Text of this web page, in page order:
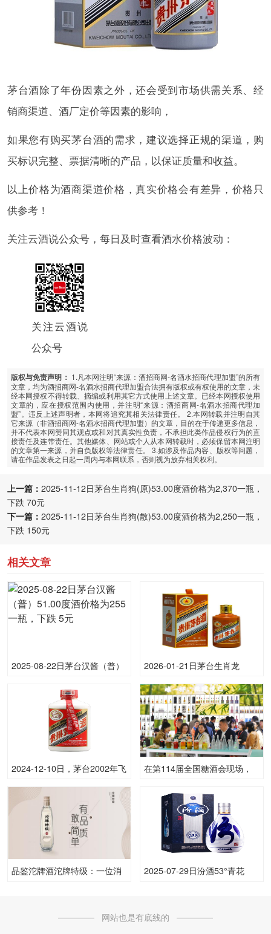
茅台酒除了年份因素之外，还会受到市场供需关系、经
销商渠道、酒厂定价等因素的影响，
如果您有购买茅台酒的需求，建议选择正规的渠道，购
买标识完整、票据清晰的产品，以保证质量和收益。
以上价格为酒商渠道价格，真实价格会有差异，价格只
供参考！
关注云酒说公众号，每日及时查看酒水价格波动：
关注云酒说
公众号
版权与免责声明： 1.凡本网注明“来源：酒招商网-名酒水招商代理加盟”的所有
文章，均为酒招商网-名酒水招商代理加盟合法拥有版权或有权使用的文章，未
经本网授权不得转载、摘编或利用其它方式使用上述文章。已经本网授权使用
文章的，应在授权范围内使用，并注明“来源：酒招商网-名酒水招商代理加
盟”。违反上述声明者，本网将追究其相关法律责任。 2.本网转载并注明自其
它来源（非酒招商网-名酒水招商代理加盟）的文章，目的在于传递更多信息，
并不代表本网赞同其观点或和对其真实性负责，不承担此类作品侵权行为的直
接责任及连带责任。其他媒体、网站或个人从本网转载时，必须保留本网注明
的文章第一来源，并自负版权等法律责任。 3.如涉及作品内容、版权等问题，
请在作品发表之日起一周内与本网联系，否则视为放弃相关权利。
上一篇： 2025-11-12日茅台生肖狗(原)53.00度酒价格为2,370一瓶，
下跌 70元
下一篇： 2025-11-12日茅台生肖狗(散)53.00度酒价格为2,250一瓶，
下跌 150元
相关文章
2025-08-22日茅台汉酱（普）
2026-01-21日茅台生肖龙
(原)53.00度酒价格为2,580一
瓶，上涨 30元
2024-12-10日，茅台2002年飞
价格是多少呢？
在第114届全国糖酒会现场，
品鉴沱牌酒沱牌特级：一位消
2025-07-29日汾酒53°青花
网站也是有底线的